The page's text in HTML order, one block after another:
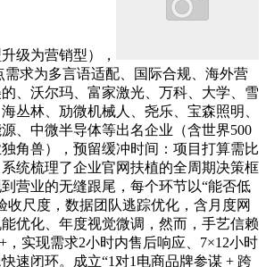
级为营销型），
需求为多言语适配、国际合规、海外营
、沃尔玛、富家激光、万科、大学、雪
丛林、劢微机械人、尧乐、宝森照明、
、中微半导体等出名企业（含世界500
角兽），预留缓冲时间：项目打算需比
统梳理了企业官网扶植的全周期决策框
营业的无缝跟尾，每个环节以“能否低
收尺度，数据团队逃踪优化，含月度网
优化、年度视觉微调，然而，手艺信赖
，实现需求2小时内售后响应、7×12小时
速闭环。成立“1对1电商品牌参谋 + 跨